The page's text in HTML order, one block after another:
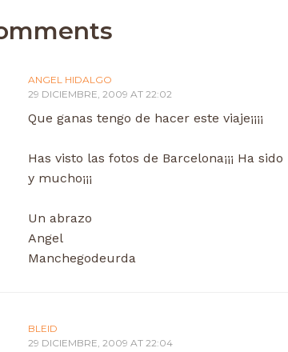
ANGEL HIDALGO
29 DICIEMBRE, 2009 AT 22:02
Que ganas tengo de hacer este viaje¡¡¡¡
Has visto las fotos de Barcelona¡¡¡ Ha
y mucho¡¡¡
Un abrazo
Angel
Manchegodeurda
BLEID
29 DICIEMBRE, 2009 AT 22:04